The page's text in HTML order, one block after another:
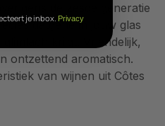
de zesde generatie
datgene in jouw glas
krijgt. Vriendelijk,
ontzettend aromatisch.
van wijnen uit Côtes
je inbox. Privacy